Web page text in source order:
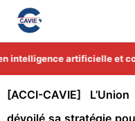
artificielle et
[ACCI-CAVIE]
dévoilé sa stratégie